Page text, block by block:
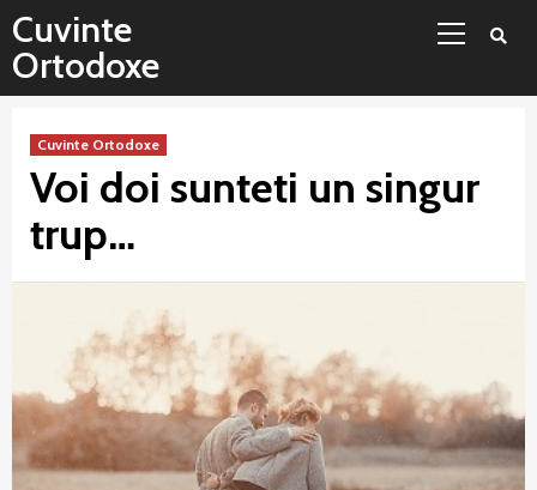
Sari
conținut
Cuvinte
Ortodoxe
Cuvinte Ortodoxe
Voi doi sunteti un singur
trup…